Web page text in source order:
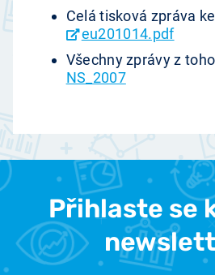
Celá tisková zpráva
eu201014.pdf
Všechny zprávy z
NS_2007
Přihlaste se